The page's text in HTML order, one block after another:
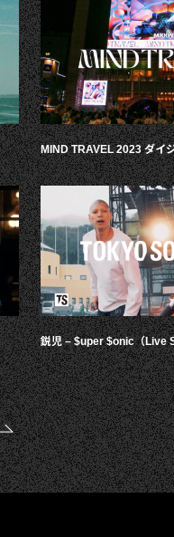
MIND TRAVEL 2023 ダイ
鋭児 – $uper $onic（Live